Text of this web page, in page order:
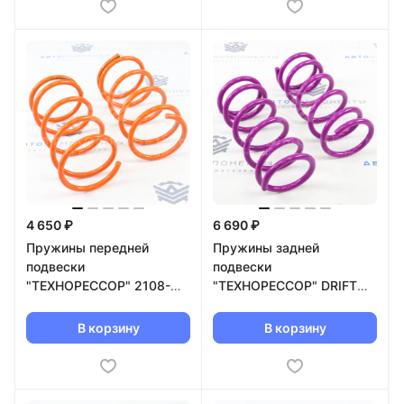
4 650 ₽
Пружины передней
подвески
"ТЕХНОРЕССОР" 2108-
(оранжевые)В корзину
6 690 ₽
Пружины задней
подвески
"ТЕХНОРЕССОР" DRIFT
-50мм (фиолетовые)
В корзину